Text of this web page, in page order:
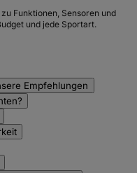
Funktionen, Sensoren und
und jede Sportart.
Empfehlungen